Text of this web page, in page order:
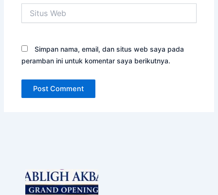
Web
Simpan nama, email, dan situs web saya pada
peramban ini untuk komentar saya berikutnya.